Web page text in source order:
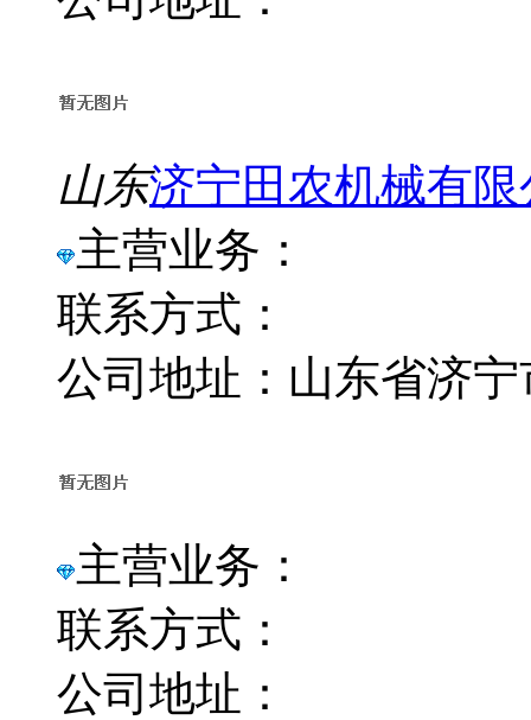
山东济宁田农机械有限
主营业务：
联系方式：
公司地址：山东省济
主营业务：
联系方式：
公司地址：